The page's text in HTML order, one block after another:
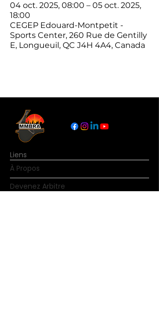
04 oct. 2025, 08:00 – 05 oct. 2025,
18:00
CEGEP Edouard-Montpetit -
Sports Center, 260 Rue de Gentilly
E, Longueuil, QC J4H 4A4, Canada
Liens
À Propos
Devenez Arbitre